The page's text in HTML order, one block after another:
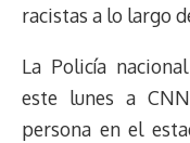
racistas a lo largo
La Policía
este lunes a
persona en el